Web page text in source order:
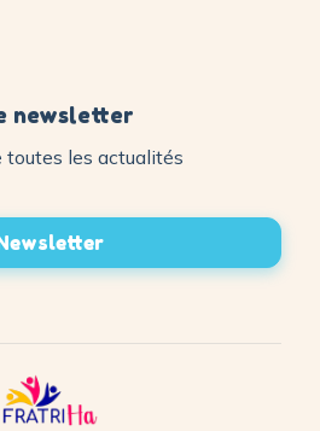
newsletter
toutes les actualités